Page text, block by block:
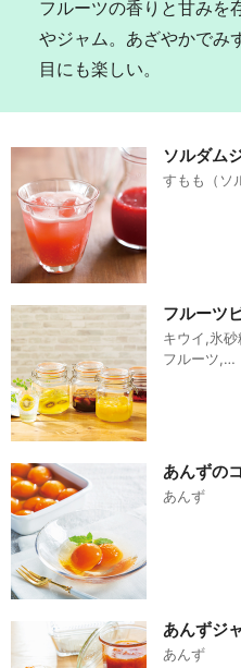
フルーツの香りと甘みを
やジャム。あざやかでみ
目にも楽しい。
ソルダム
すもも（ソ
フルーツ
キウイ,氷
フルーツ,…
あんずの
あんず
あんずジ
あんず